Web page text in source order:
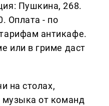
Пушкина, 268.
Оплата - по
антикафе.
или в гриме даст
на столах,
музыка от команд